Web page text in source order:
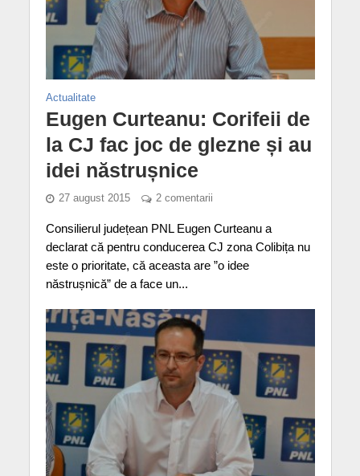
Actualitate
Eugen Curteanu: Corifeii de
la CJ fac joc de glezne și au
idei năstrușnice
27 august 2015 2 comentarii
Consilierul județean PNL Eugen Curteanu a
declarat că pentru conducerea CJ zona Colibița nu
este o prioritate, că aceasta are ”o idee
năstrușnică” de a face un...